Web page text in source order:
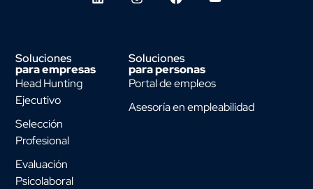
Soluciones
para empresas
Head Hunting
Ejecutivo
Selección
Profesional
Evaluación
Psicolaboral
Soluciones
para personas
Portal de empleos
Asesoría en empleabilidad